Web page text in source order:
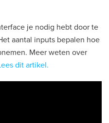
je nodig hebt door te
aantal inputs bepalen hoe
Meer weten over
dit artikel.